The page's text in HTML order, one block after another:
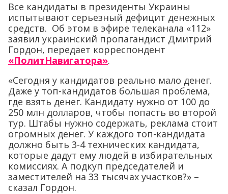
Все кандидаты в президенты Украины
испытывают серьезный дефицит денежных
средств. Об этом в эфире телеканала «112»
заявил украинский пропагандист Дмитрий
Гордон, передает корреспондент
«ПолитНавигатора».
«Сегодня у кандидатов реально мало денег.
Даже у топ-кандидатов большая проблема,
где взять денег. Кандидату нужно от 100 до
250 млн долларов, чтобы попасть во второй
тур. Штабы нужно содержать, реклама стоит
огромных денег. У каждого топ-кандидата
должно быть 3-4 технических кандидата,
которые дадут ему людей в избирательных
комиссиях. А подкуп председателей и
заместителей на 33 тысячах участков?» –
сказал Гордон.